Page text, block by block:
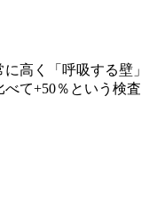
高く「呼吸する壁」
て+50％という検査